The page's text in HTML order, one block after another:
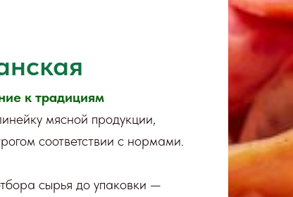
к традициям
мясной продукции,
соответствии с нормами.
сырья до упаковки —